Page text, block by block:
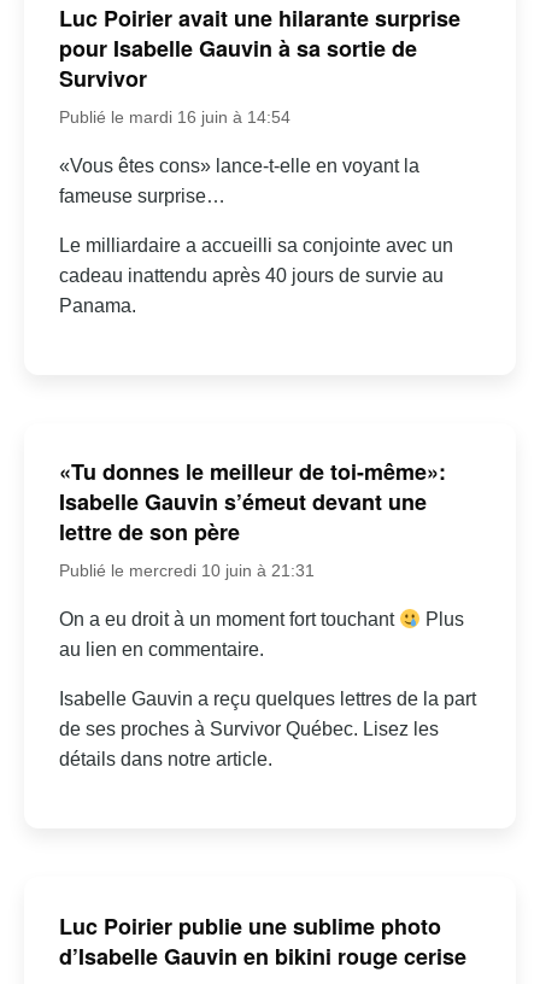
Luc Poirier avait une hilarante surprise
pour Isabelle Gauvin à sa sortie de
Survivor
Publié le mardi 16 juin à 14:54
«Vous êtes cons» lance-t-elle en voyant la
fameuse surprise…
Le milliardaire a accueilli sa conjointe avec un
cadeau inattendu après 40 jours de survie au
Panama.
«Tu donnes le meilleur de toi-même»:
Isabelle Gauvin s’émeut devant une
lettre de son père
Publié le mercredi 10 juin à 21:31
On a eu droit à un moment fort touchant
Plus
au lien en commentaire.
Isabelle Gauvin a reçu quelques lettres de la part
de ses proches à Survivor Québec. Lisez les
détails dans notre article.
Luc Poirier publie une sublime photo
d’Isabelle Gauvin en bikini rouge cerise